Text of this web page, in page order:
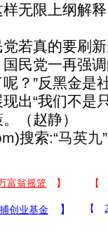
无限上纲解
真的要刷新
民党一再强
？”反黑金是
出“我们不是
（赵静）
)搜索:“马英九